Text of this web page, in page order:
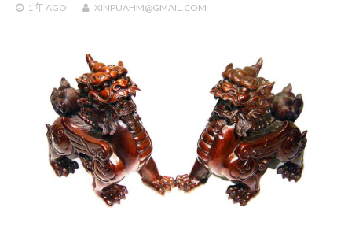
1 年 AGO XINPUAHM@GMAIL.COM